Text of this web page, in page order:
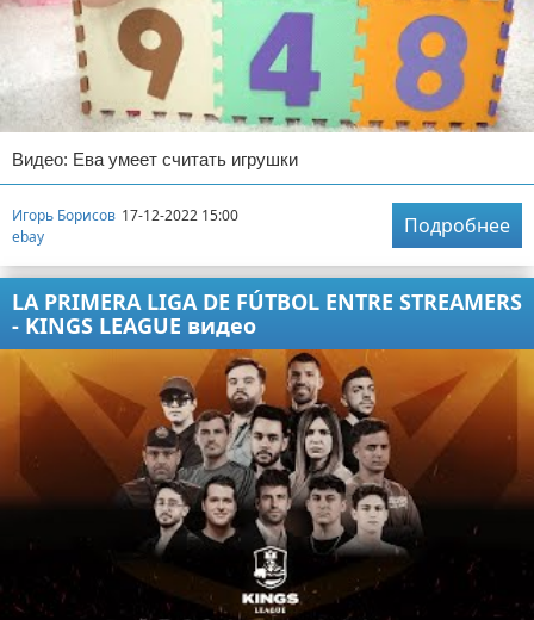
Видео: Ева умеет считать игрушки
Игорь Борисов 17-12-2022 15:00
ebay
Подробнее
LA PRIMERA LIGA DE FÚTBOL ENTRE STREAMERS
- KINGS LEAGUE видео